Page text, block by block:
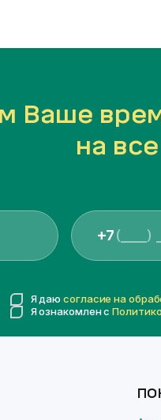
Ваше
на
+7
Я даю согласие на
Я ознакомлен с